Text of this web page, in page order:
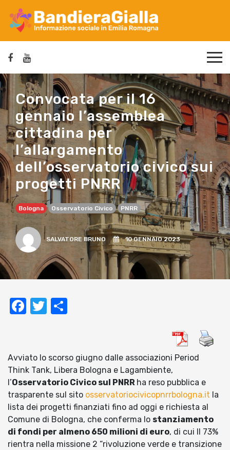
Convocata per il 16
gennaio l’assemblea
cittadina per
l’allargamento
dell’osservatorio civico sui
progetti PNRR
Bologna Osservatorio Civico PNRR
SALVATORE BRUNO 10 GENNAIO 2023
Facebook
Twitter
Avviato lo scorso giugno dalle associazioni Period
Think Tank, Libera Bologna e Lagambiente,
l’Osservatorio Civico sul PNRR ha reso pubblica e
trasparente sul sito osservatoriocivicopnrrbologna.it la
lista dei progetti finanziati fino ad oggi e richiesta al
Comune di Bologna, che conferma lo stanziamento
di fondi per almeno 650 milioni di euro, di cui Il 73%
rientra nella missione 2 “rivoluzione verde e transizione